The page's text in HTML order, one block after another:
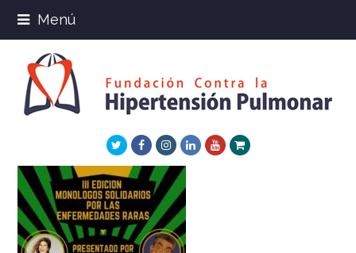
Menú
TwitterFacebookInstagram
LinkedInYoutube
Xing